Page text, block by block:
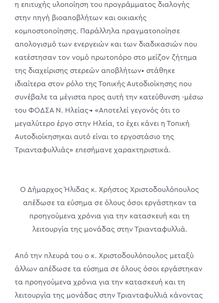
η επιτυχής υλοποίηση του προγράμματος διαλογής
στην πηγή βιοαποβλήτων και οικιακής
κομποστοποίησης. Παράλληλα πραγματοποίησε
απολογισμό των ενεργειών και των διαδικασιών που
κατέστησαν τον νομό πρωτοπόρο στο μείζον ζήτημα
της διαχείρισης στερεών αποβλήτων• στάθηκε
ιδιαίτερα στον ρόλο της Τοπικής Αυτοδιοίκησης που
συνέβαλε τα μέγιστα προς αυτή την κατεύθυνση -μέσω
του ΦΟΔΣΑ Ν. Ηλείας-• «Αποτελεί γεγονός ότι το
μεγαλύτερο έργο στην Ηλεία, το έχει κάνει η Τοπική
Αυτοδιοίκησηκαι αυτό είναι το εργοστάσιο της
Τριανταφυλλιάς» επεσήμανε χαρακτηριστικά.
Ο Δήμαρχος Ήλιδας κ. Χρήστος Χριστοδουλόπουλος
απέδωσε τα εύσημα σε όλους όσοι εργάστηκαν τα
προηγούμενα χρόνια για την κατασκευή και τη
λειτουργία της μονάδας στην Τριανταφυλλιά.
Από την πλευρά του ο κ. Χριστοδουλόπουλος μεταξύ
άλλων απέδωσε τα εύσημα σε όλους όσοι εργάστηκαν
τα προηγούμενα χρόνια για την κατασκευή και τη
λειτουργία της μονάδας στην Τριανταφυλλιά κάνοντας